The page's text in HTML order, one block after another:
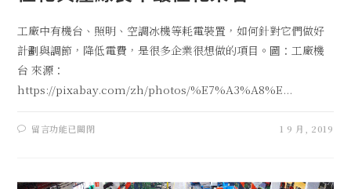
工廠中有機台、照明、空調冰機等耗電裝置，如何針對它們做好
計劃與調節，降低電費，是很多企業很想做的項目。圖：工廠機
台 來源：
https://pixabay.com/zh/photos/%E7%A3%A8%E...
留言功能已關閉 1 9 月, 2019